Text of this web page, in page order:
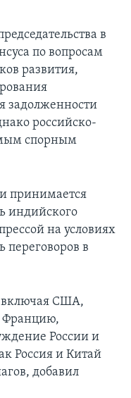
в
по вопросам
развития,
задолженности
российско-
спорным
принимается
индийского
на условиях
переговоров в
включая США,
Францию,
России и
Россия и Китай
добавил